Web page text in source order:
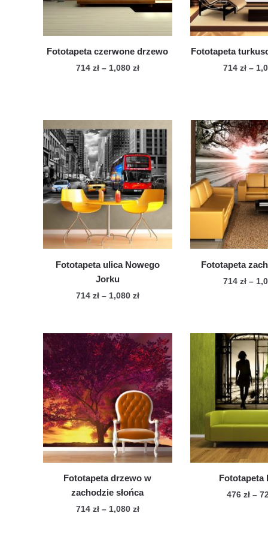
Fototapeta czerwone drzewo
714 zł – 1,080 złZakres
do
1,080 zł
ma
wiele
wariantów.
Opcje
można
wybrać
na
stronie
produktu
Fototapeta
714 zł –
ma
na
Fototapeta ulica Nowego
Jorku
714 zł – 1,080 złZakres
714 zł
do
1,080 zł
produkt
ma
wiele
wariantów.
Opcje
można
wybrać
na
stronie
produktu
Fototapeta
714 zł –
ma
na
Fototapeta drzewo w
zachodzie słońca
714 zł – 1,080 złZakres
Fototapeta
476 zł –